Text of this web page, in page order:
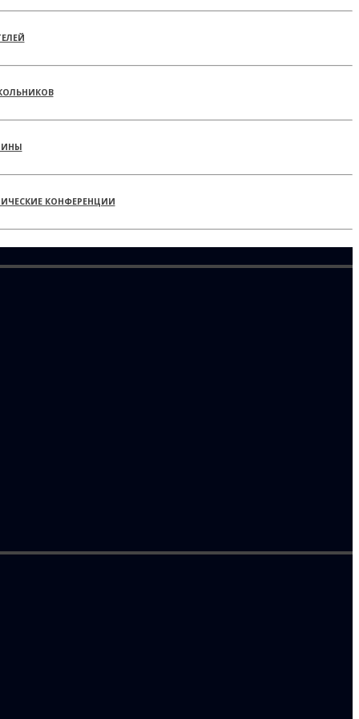
КОНФЕРЕНЦИИ